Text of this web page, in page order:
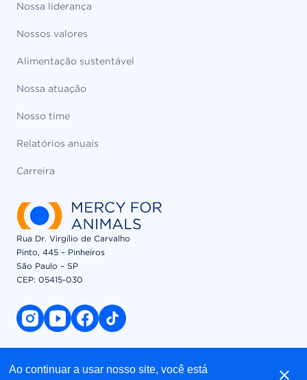
Nossa liderança
Nossos valores
Alimentação sustentável
Nossa atuação
Nosso time
Relatórios anuais
Carreira
Rua Dr. Virgílio de Carvalho
Pinto, 445 – Pinheiros
São Paulo – SP
CEP: 05415-030​
instagram link
youtube linkfacebook link
tiktok link
© 2026 Mercy For Animals, Inc. All Rights Reserved
Ao continuar a usar nosso site, você está